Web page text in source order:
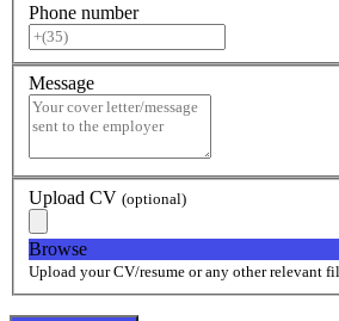
Phone number
Message
Upload CV (optional)
Browse
Upload your CV/resume or any other relevant